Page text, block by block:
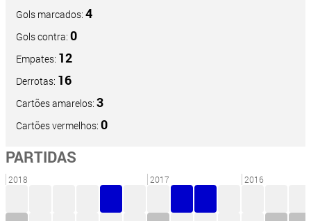
Gols marcados: 4
Gols contra: 0
Empates: 12
Derrotas: 16
Cartões amarelos: 3
Cartões vermelhos: 0
PARTIDAS
2018 2017 2016